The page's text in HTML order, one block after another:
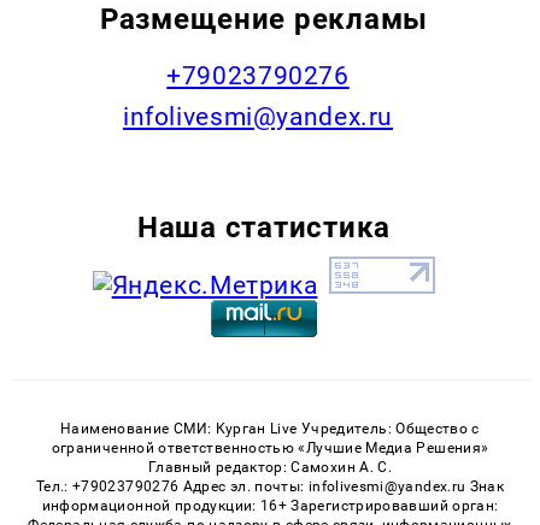
Размещение рекламы
+79023790276
infolivesmi@yandex.ru
Наша статистика
Наименование СМИ: Курган Live Учредитель: Общество с
ограниченной ответственностью «Лучшие Медиа Решения»
Главный редактор: Самохин А. С.
Тел.: +79023790276 Адрес эл. почты: infolivesmi@yandex.ru Знак
информационной продукции: 16+ Зарегистрировавший орган: